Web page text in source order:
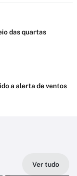
das quartas
a alerta de ventos
Ver tudo